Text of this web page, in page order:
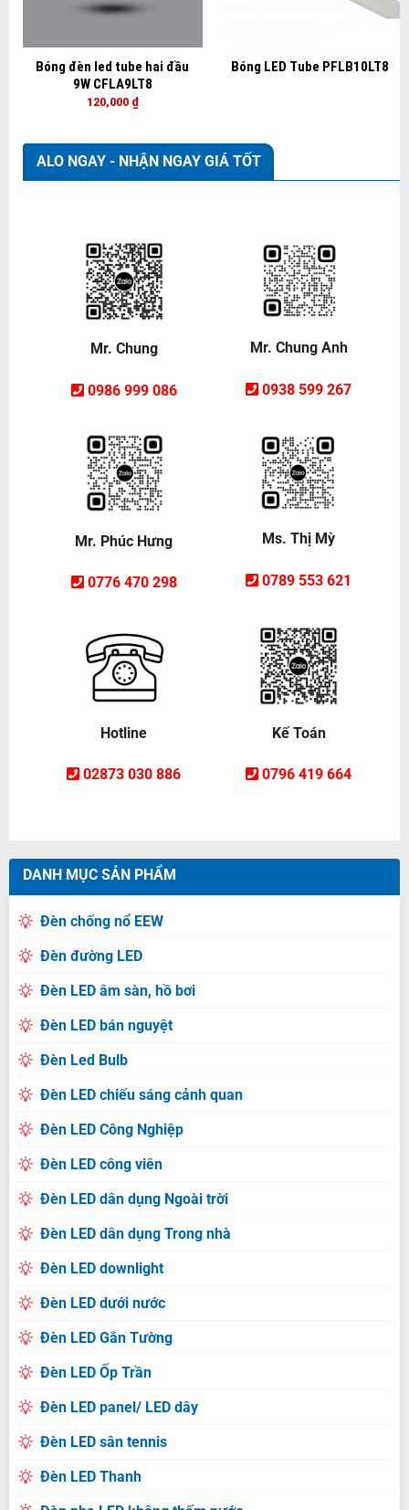
Bóng đèn led tube hai đầu
9W CFLA9LT8
120,000 ₫
Bóng LED Tube PFLB10LT8
ALO NGAY - NHẬN NGAY GIÁ TỐT
Mr. Chung
0986 999 086
Mr. Chung Anh
0938 599 267
Mr. Phúc Hưng
0776 470 298
Ms. Thị Mỳ
0789 553 621
Hotline
02873 030 886
Kế Toán
0796 419 664
DANH MỤC SẢN PHẨM
Đèn chống nổ EEW
Đèn đường LED
Đèn LED âm sàn, hồ bơi
Đèn LED bán nguyệt
Đèn Led Bulb
Đèn LED chiếu sáng cảnh quan
Đèn LED Công Nghiệp
Đèn LED công viên
Đèn LED dân dụng Ngoài trời
Đèn LED dân dụng Trong nhà
Đèn LED downlight
Đèn LED dưới nước
Đèn LED Gắn Tường
Đèn LED Ốp Trần
Đèn LED panel/ LED dây
Đèn LED sân tennis
Đèn LED Thanh